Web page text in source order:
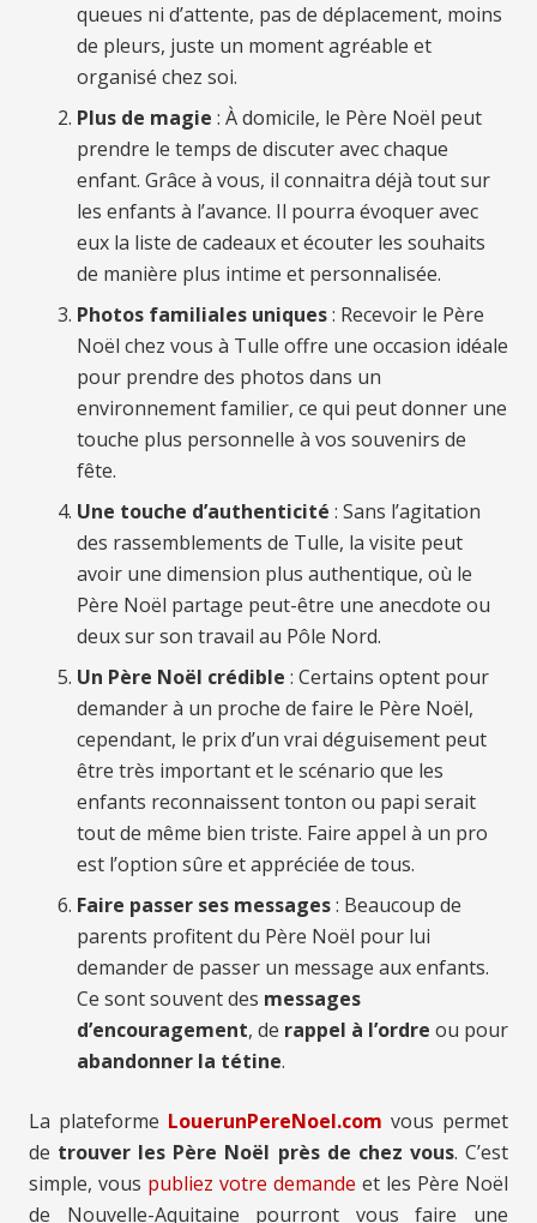
queues ni d’attente, pas de déplacement, moins
de pleurs, juste un moment agréable et
organisé chez soi.
Plus de magie : À domicile, le Père Noël peut
prendre le temps de discuter avec chaque
enfant. Grâce à vous, il connaitra déjà tout sur
les enfants à l’avance. Il pourra évoquer avec
eux la liste de cadeaux et écouter les souhaits
de manière plus intime et personnalisée.
Photos familiales uniques: Recevoir le Père
Noël chez vous à Tulle offre une occasion idéale
pour prendre des photos dans un
environnement familier, ce qui peut donner une
touche plus personnelle à vos souvenirs de
fête.
Une touche d’authenticité : Sans l’agitation
des rassemblements de Tulle, la visite peut
avoir une dimension plus authentique, où le
Père Noël partage peut-être une anecdote ou
deux sur son travail au Pôle Nord.
Un Père Noël crédible : Certains optent pour
demander à un proche de faire le Père Noël,
cependant, le prix d’un vrai déguisement peut
être très important et le scénario que les
enfants reconnaissent tonton ou papi serait
tout de même bien triste. Faire appel à un pro
est l’option sûre et appréciée de tous.
Faire passer ses messages: Beaucoup de
parents profitent du Père Noël pour lui
demander de passer un message aux enfants.
Ce sont souvent des messages
d’encouragement, de rappel à l’ordre ou pour
abandonner la tétine.
La plateforme LouerunPereNoel.com vous permet
de trouver les Père Noël près de chez vous. C’est
simple, vous publiez votre demande et les Père Noël
de Nouvelle-Aquitaine pourront vous faire une